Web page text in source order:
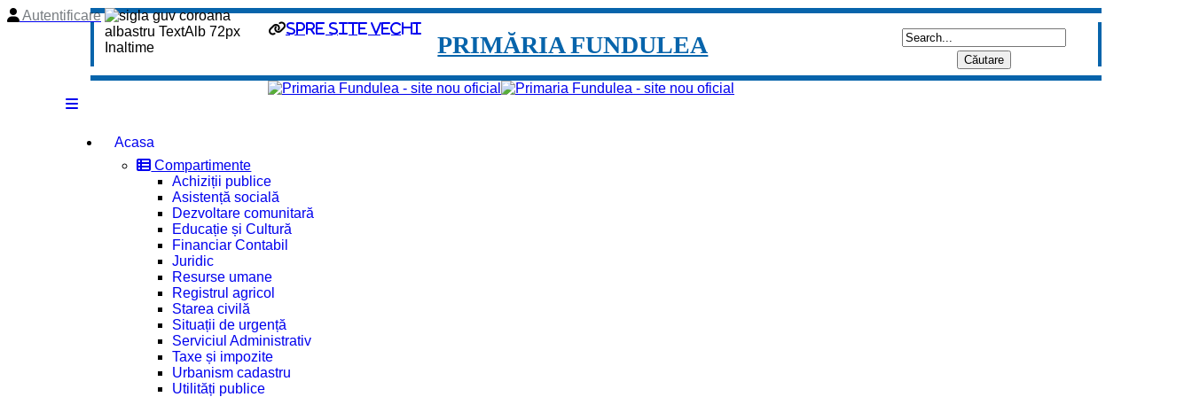
spre site vechi
Autentificare
PRIMĂRIA FUNDULEA
Acasa
Compartimente
Achiziții publice
Asistență socială
Dezvoltare comunitară
Educație și Cultură
Financiar Contabil
Juridic
Resurse umane
Registrul agricol
Starea civilă
Situații de urgență
Serviciul Administrativ
Taxe și impozite
Urbanism cadastru
Utilități publice